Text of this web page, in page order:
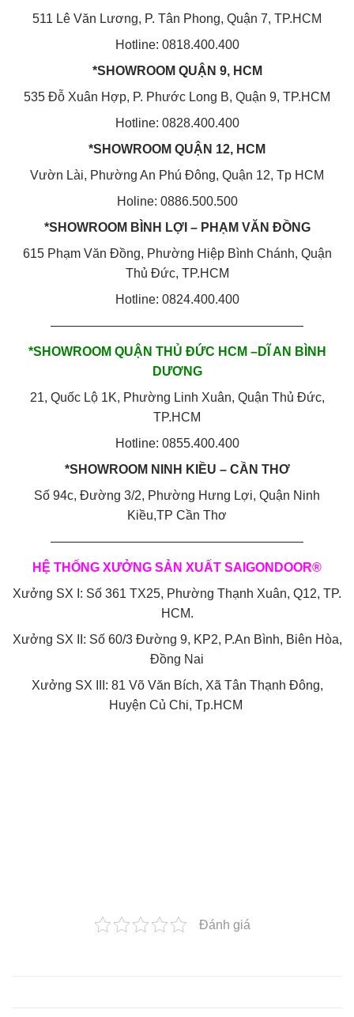
511 Lê Văn Lương, P. Tân Phong, Quận 7, TP.HCM
Hotline: 0818.400.400
*SHOWROOM QUẬN 9, HCM
535 Đỗ Xuân Hợp, P. Phước Long B, Quận 9, TP.HCM
Hotline: 0828.400.400
*SHOWROOM QUẬN 12, HCM
Vườn Lài, Phường An Phú Đông, Quận 12, Tp HCM
Holine: 0886.500.500
*SHOWROOM BÌNH LỢI – PHẠM VĂN ĐỒNG
615 Phạm Văn Đồng, Phường Hiệp Bình Chánh, Quận
Thủ Đức, TP.HCM
Hotline: 0824.400.400
————————————————————
*SHOWROOM QUẬN THỦ ĐỨC HCM –DĨ AN BÌNH
DƯƠNG
21, Quốc Lộ 1K, Phường Linh Xuân, Quận Thủ Đức,
TP.HCM
Hotline: 0855.400.400
*SHOWROOM NINH KIỀU – CẦN THƠ
Số 94c, Đường 3/2, Phường Hưng Lợi, Quận Ninh
Kiều,TP Cần Thơ
————————————————————
HỆ THỐNG XƯỞNG SẢN XUẤT SAIGONDOOR®
Xưởng SX I: Số 361 TX25, Phường Thạnh Xuân, Q12, TP.
HCM.
Xưởng SX II: Số 60/3 Đường 9, KP2, P.An Bình, Biên Hòa,
Đồng Nai
Xưởng SX III: 81 Võ Văn Bích, Xã Tân Thạnh Đông,
Huyện Củ Chi, Tp.HCM
Đánh giá